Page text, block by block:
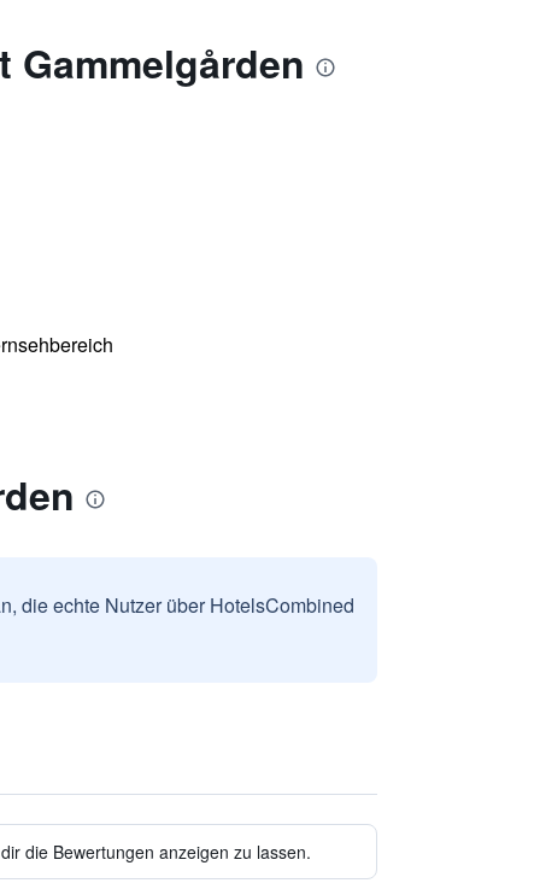
Gammelgården
die echte Nutzer über HotelsCombined
die Bewertungen anzeigen zu lassen.